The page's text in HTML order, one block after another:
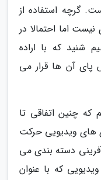
گرچه استفاده از
اما احتمالا در
شنید که با اراده
آن ها قرار می
که چنین اتفاقی تا
های ویدیویی حرکت
دسته بندی می
که با عنوان